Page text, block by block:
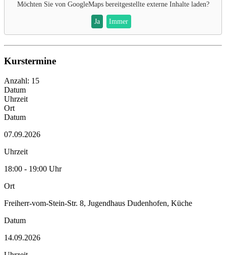
Möchten Sie von GoogleMapsbereitgestellte externe Inhalte laden?
Ja Immer
Kurstermine
Anzahl: 15
Datum
Uhrzeit
Ort
Datum
07.09.2026
Uhrzeit
18:00 - 19:00 Uhr
Ort
Freiherr-vom-Stein-Str. 8, Jugendhaus Dudenhofen, Küche
Datum
14.09.2026